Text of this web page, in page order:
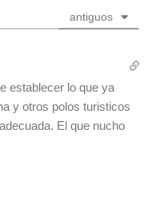
antiguos
establecer lo que ya
y otros polos turisticos
El que nucho